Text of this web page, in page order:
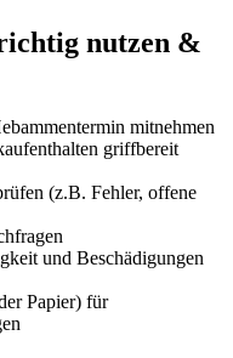
nutzen &
mitnehmen
griffbereit
(z.B. Fehler, offene
und Beschädigungen
Papier) für